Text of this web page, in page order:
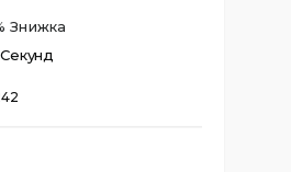
Секунд